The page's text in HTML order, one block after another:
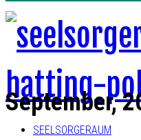
SEELSORGERAUM
September,